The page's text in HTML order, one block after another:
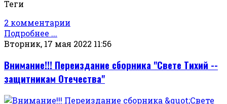
Теги
2 комментарии
Подробнее ...
Вторник, 17 мая 2022 11:56
Внимание!!! Переиздание сборника "Свете Тихий --
защитникам Отечества"